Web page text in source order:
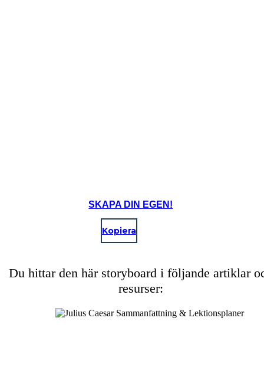
SKAPA DIN EGEN!
Kopiera
Du hittar den här storyboard i följande artiklar
resurser: